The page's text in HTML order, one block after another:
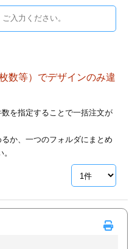
数等）でデザインのみ違
を指定することで一括注文が
か、一つのフォルダにまとめ